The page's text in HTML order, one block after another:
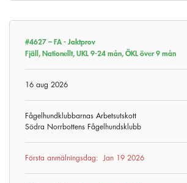
#4627 –FA - Jaktprov
Fjäll, Nationellt, UKL 9-24 mån, ÖKL över 9 mån
16 aug 2026
Fågelhundklubbarnas Arbetsutskott
Södra Norrbottens Fågelhundsklubb
Första anmälningsdag:Jan 19 2026